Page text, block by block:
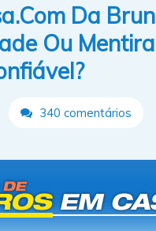
Da
Ou
340 comentários